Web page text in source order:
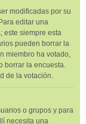
modificadas por su
editar una
este siempre esta
pueden borrar la
miembro ha votado,
borrar la encuesta.
de la votación.
o grupos y para
necesita una